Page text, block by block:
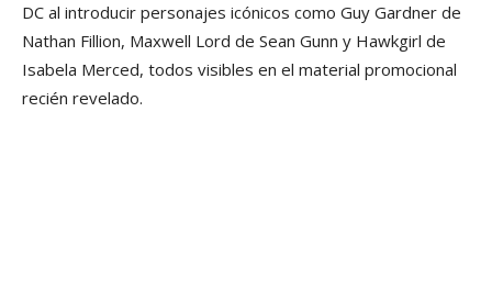
DC al introducir personajes icónicos como Guy Gardner de
Nathan Fillion, Maxwell Lord de Sean Gunn y Hawkgirl de
Isabela Merced, todos visibles en el material promocional
recién revelado.